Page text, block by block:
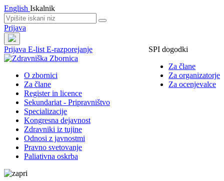
English Iskalnik
Prijava
Prijava
SPI dogodki
Za člane
Za organizatorje
Za ocenjevalce
E-list E-razporejanje
O zbornici
Za člane
Register in licence
Sekundariat - Pripravništvo
Specializacije
Kongresna dejavnost
Zdravniki iz tujine
Odnosi z javnostmi
Pravno svetovanje
Paliativna oskrba